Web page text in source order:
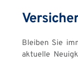
Bleiben Sie
aktuelle